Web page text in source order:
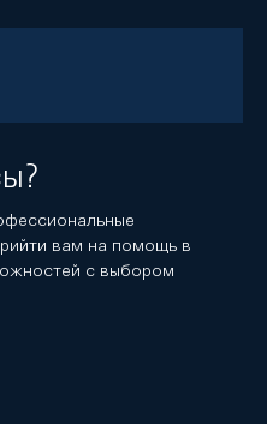
вам на помощь в
с выбором